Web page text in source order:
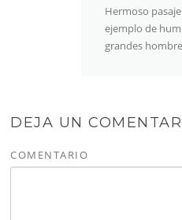
Hermoso
ejemplo de
grandes
DEJA UN
COMENTARIO